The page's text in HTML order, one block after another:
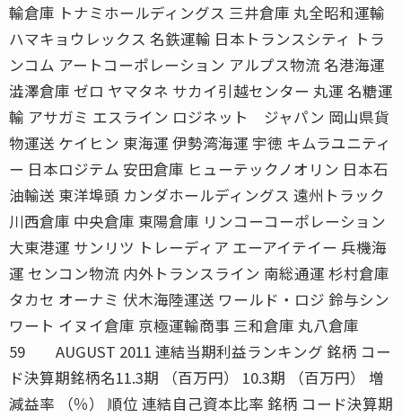
輸倉庫 トナミホールディングス 三井倉庫 丸全昭和運輸
ハマキョウレックス 名鉄運輸 日本トランスシティ トラ
ンコム アートコーポレーション アルプス物流 名港海運
澁澤倉庫 ゼロ ヤマタネ サカイ引越センター 丸運 名糖運
輸 アサガミ エスライン ロジネット ジャパン 岡山県貨
物運送 ケイヒン 東海運 伊勢湾海運 宇徳 キムラユニティ
ー 日本ロジテム 安田倉庫 ヒューテックノオリン 日本石
油輸送 東洋埠頭 カンダホールディングス 遠州トラック
川西倉庫 中央倉庫 東陽倉庫 リンコーコーポレーション
大東港運 サンリツ トレーディア エーアイテイー 兵機海
運 センコン物流 内外トランスライン 南総通運 杉村倉庫
タカセ オーナミ 伏木海陸運送 ワールド・ロジ 鈴与シン
ワート イヌイ倉庫 京極運輸商事 三和倉庫 丸八倉庫
59 AUGUST 2011 連結当期利益ランキング 銘柄 コー
ド決算期銘柄名11.3期 （百万円） 10.3期 （百万円） 増
減益率 （％） 順位 連結自己資本比率 銘柄 コード決算期